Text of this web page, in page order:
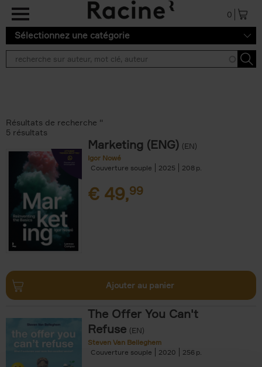
Aller au contenu principal
0
Sélectionnez une catégorie
Résultats de recherche ''
5 résultats
Marketing (ENG) (EN)
Igor Nowé
Couverture souple
2025 208
€ 49,99
Ajouter au panier
The Offer You Can't
Refuse (EN)
Steven Van Belleghem
Couverture souple
2020 256